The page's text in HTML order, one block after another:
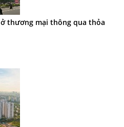
thương mại thông qua thỏa